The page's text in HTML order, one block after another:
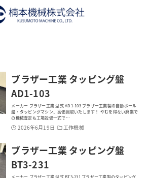
ブラザー工業 タッピング盤
AD1-103
メーカー ブラザー工業 型式 AD1-103 ブラザー工業製の自動ボール
盤・タッピングマシン、高価買取いたします！ やむを得ない廃業で
の機械査定も工場設備一式で…
2026年6月19日 工作機械
ブラザー工業 タッピング盤
BT3-231
メーカー ブラザー工業 型式 BT3-231 ブラザー工業製のタッピング